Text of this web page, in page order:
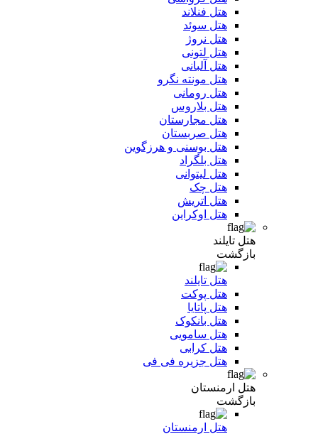
هتل فنلاند
هتل سوئد
هتل نروژ
هتل لتونی
هتل آلبانی
هتل مونته نگرو
هتل رومانی
هتل بلاروس
هتل مجارستان
هتل صربستان
هتل بوسنی و هرزگوین
هتل بلگراد
هتل لیتوانی
هتل چک
هتل اتریش
هتل اوکراین
هتل تایلند
بازگشت
هتل تایلند
هتل پوکت
هتل پاتایا
هتل بانکوک
هتل سامویی
هتل کرابی
هتل جزیره فی فی
هتل ارمنستان
بازگشت
هتل ارمنستان